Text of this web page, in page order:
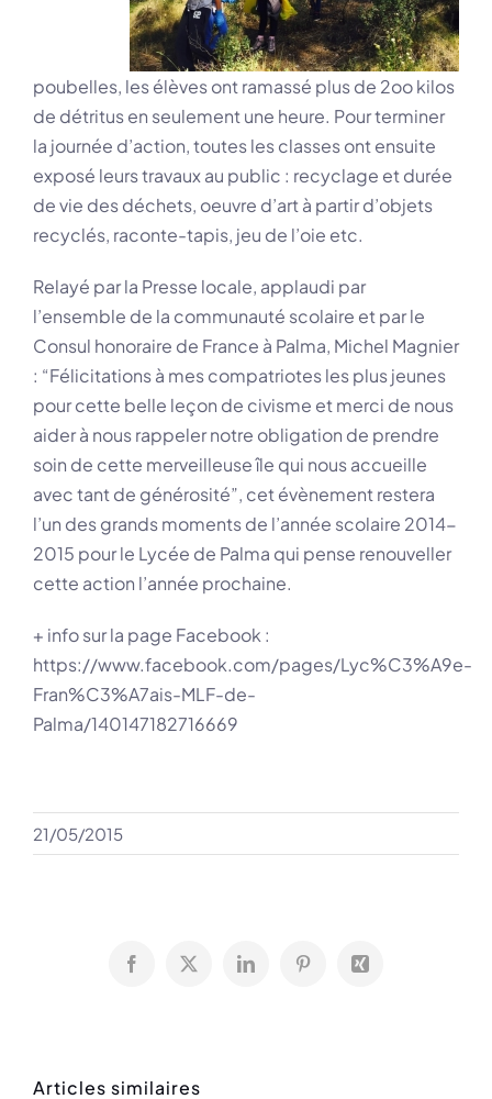
poubelles, les élèves ont ramassé plus de 2oo kilos
de détritus en seulement une heure. Pour terminer
la journée d’action, toutes les classes ont ensuite
exposé leurs travaux au public : recyclage et durée
de vie des déchets, oeuvre d’art à partir d’objets
recyclés, raconte-tapis, jeu de l’oie etc.
Relayé par la Presse locale, applaudi par
l’ensemble de la communauté scolaire et par le
Consul honoraire de France à Palma, Michel Magnier
: “Félicitations à mes compatriotes les plus jeunes
pour cette belle leçon de civisme et merci de nous
aider à nous rappeler notre obligation de prendre
soin de cette merveilleuse île qui nous accueille
avec tant de générosité”, cet évènement restera
l’un des grands moments de l’année scolaire 2014-
2015 pour le Lycée de Palma qui pense renouveller
cette action l’année prochaine.
+ info sur la page Facebook :
https://www.facebook.com/pages/Lyc%C3%A9e-
Fran%C3%A7ais-MLF-de-
Palma/140147182716669
21/05/2015
Facebook
X LinkedInPinterestXing
Articles similaires